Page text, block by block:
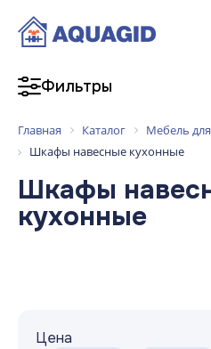
Фильтры
Главная Каталог
Мебель
Шкафы навесные кухонные
Шкафы
кухонные
Цена